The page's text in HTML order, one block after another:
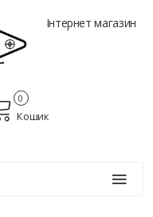
Інтернет магазин
Кошик
0